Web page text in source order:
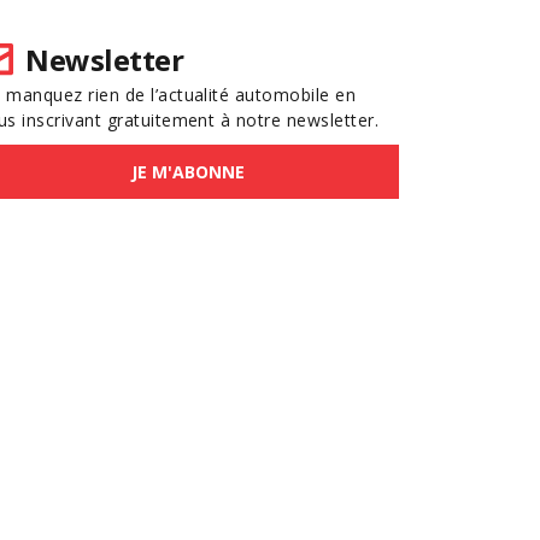
Newsletter
manquez rien de l’actualité automobile en
inscrivant gratuitement à notre newsletter.
JE M'ABONNE